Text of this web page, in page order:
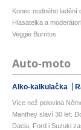
Konec nudného ladění
Hlasatelka a
Veggie Burritos
Auto-moto
Alko-kalkulačka
Více než polovina
Manthey slaví 30 let:
Dacia, Ford i Suzuki